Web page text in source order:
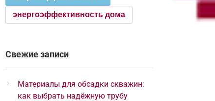
энергоэффективность дома
Свежие записи
Материалы для обсадки скважин:
как выбрать надёжную трубу